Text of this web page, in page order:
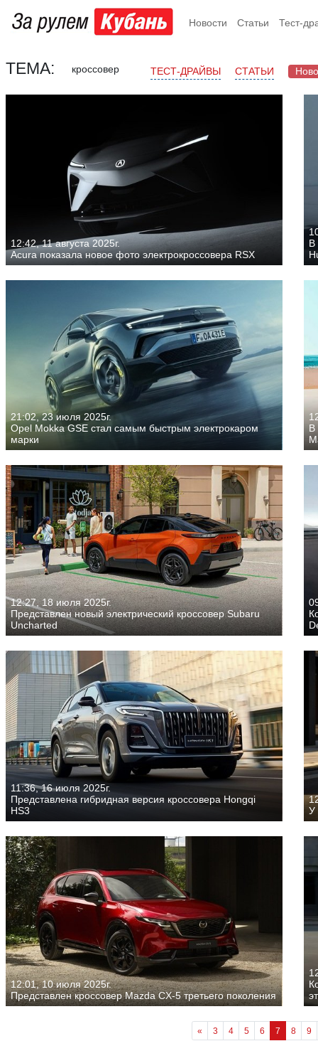
Новости Статьи Тест-
ТЕМА: кроссовер ТЕСТ-ДРАЙВЫ СТАТЬИ
12:42, 11 августа 2025г.
Acura показала новое фото электрокроссовера RSX
В
21:02, 23 июля 2025г.
Opel Mokka GSE стал самым быстрым электрокаром
марки
В
12:27, 18 июля 2025г.
Представлен новый электрический кроссовер Subaru
Uncharted
11:36, 16 июля 2025г.
Представлена гибридная версия кроссовера Hongqi
HS3
У
12:01, 10 июля 2025г.
Представлен кроссовер Mazda CX-5 третьего поколения
« 3 4 5 6 7 8 9